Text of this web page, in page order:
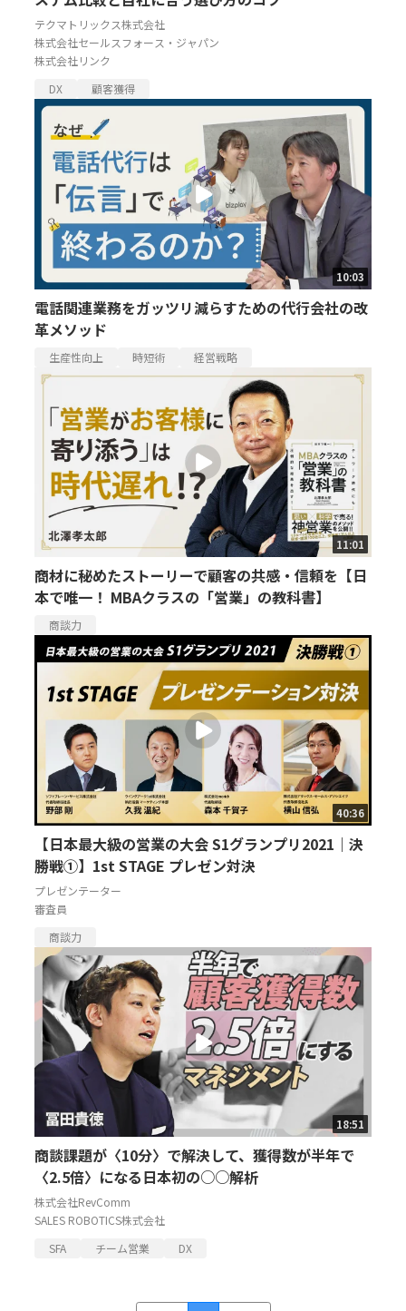
テクマトリックス株式会社
株式会社セールスフォース・ジャパン
株式会社リンク
DX
顧客獲得
10:03
電話関連業務をガッツリ減らすための代行会社の改
革メソッド
生産性向上 時短術 経営戦略
11:01
商材に秘めたストーリーで顧客の共感・信頼を【日
本で唯一！ MBAクラスの「営業」の教科書】
商談力
40:36
【日本最大級の営業の大会 S1グランプリ2021｜決
勝戦①】1st STAGE プレゼン対決
プレゼンテーター
審査員
商談力
18:51
商談課題が〈10分〉で解決して、獲得数が半年で
〈2.5倍〉になる日本初の○○解析
株式会社RevComm
SALES ROBOTICS株式会社
SFA
チーム営業 DX